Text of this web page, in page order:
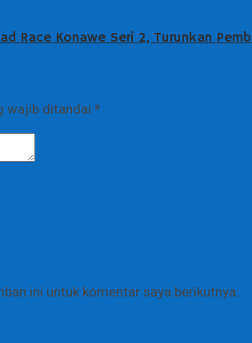
Race Konawe Seri 2, Turunkan
wajib ditandai *
ini untuk komentar saya berikutnya.